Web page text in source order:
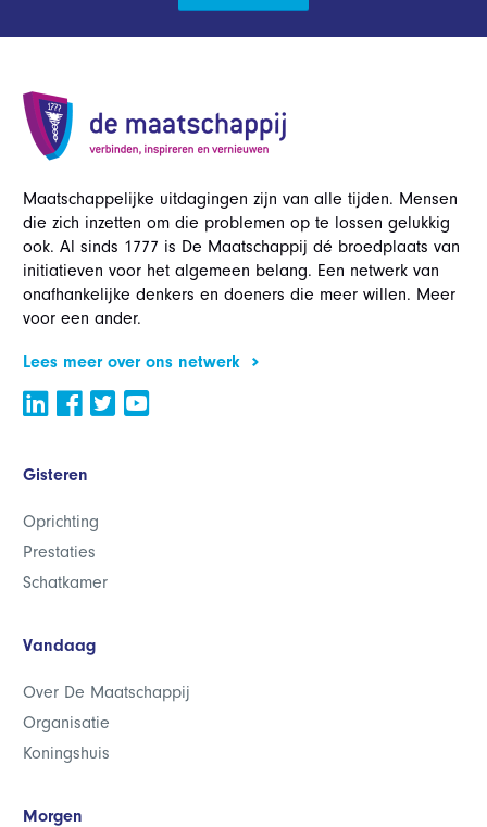
Maatschappelijke uitdagingen zijn van alle tijden. Mensen
die zich inzetten om die problemen op te lossen gelukkig
ook. Al sinds 1777 is De Maatschappij dé broedplaats van
initiatieven voor het algemeen belang. Een netwerk van
onafhankelijke denkers en doeners die meer willen. Meer
voor een ander.
Lees meer over ons netwerk
Gisteren
Oprichting
Prestaties
Schatkamer
Vandaag
Over De Maatschappij
Organisatie
Koningshuis
Morgen